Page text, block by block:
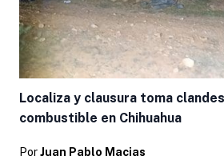
Localiza y clausura toma
combustible en Chihuahua
Por Juan Pablo Macias